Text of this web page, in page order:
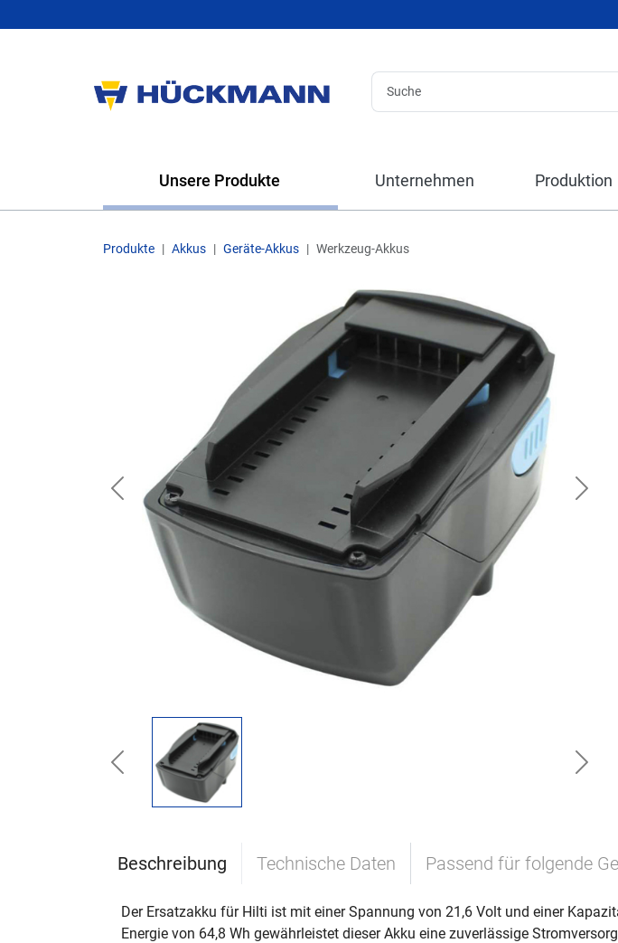
Unsere Produkte Unternehmen Produktion
Produkte Akkus Geräte-Akkus Werkzeug-Akkus
Previous Next
Previous Next
Beschreibung Technische Daten Passend für folgende
Der Ersatzakku für Hilti ist mit einer Spannung von 21,6 Volt und einer
Energie von 64,8 Wh gewährleistet dieser Akku eine zuverlässige